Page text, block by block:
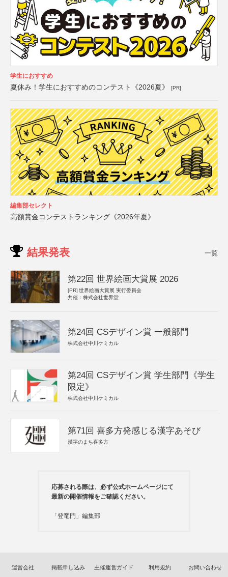
学生におすすめ
夏休み！学生におすすめのコンテスト《2026夏》 [PR]
編集部セレクト
高額賞金コンテストランキング《2026年夏》
結果発表 一覧
第22回 世界絵画大賞展 2026
[PR] 世界絵画大賞展 実行委員会
共催：株式会社世界堂
第24回 CSデザイン賞 一般部門
株式会社中川ケミカル
第24回 CSデザイン賞 学生部門《学生
限定》
株式会社中川ケミカル
第71回 喜多方発感じる漢字あそび
漢字のまち喜多方
応募される際は、必ず公式ホームページにて
最新の開催情報をご確認ください。
「登竜門」編集部
運営会社 掲載申し込み 主催運営ガイド 利用規約 お問い合わせ